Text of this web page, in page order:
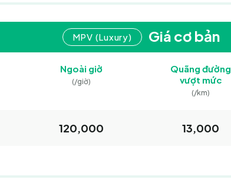
MPV (Luxury) Giá cơ bản
Ngoài giờ
(/giờ)
Quãng đường
vượt mức
(/km)
120,000 13,000